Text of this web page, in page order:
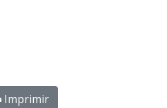
Imprimir